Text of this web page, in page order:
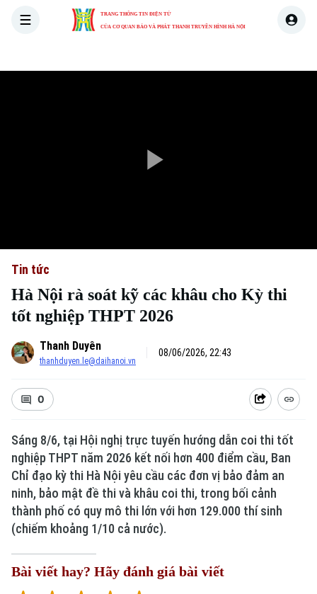
TRANG THÔNG TIN ĐIỆN TỬ
CỦA CƠ QUAN BÁO VÀ PHÁT THANH TRUYỀN HÌNH HÀ NỘI
Tin tức
Hà Nội rà soát kỹ các khâu cho Kỳ thi
tốt nghiệp THPT 2026
Thanh Duyên
thanhduyen.le@daihanoi.vn
08/06/2026, 22:43
0
Sáng 8/6, tại Hội nghị trực tuyến hướng dẫn coi thi tốt
nghiệp THPT năm 2026 kết nối hơn 400 điểm cầu, Ban
Chỉ đạo kỳ thi Hà Nội yêu cầu các đơn vị bảo đảm an
ninh, bảo mật đề thi và khâu coi thi, trong bối cảnh
thành phố có quy mô thi lớn với hơn 129.000 thí sinh
(chiếm khoảng 1/10 cả nước).
Bài viết hay? Hãy đánh giá bài viết